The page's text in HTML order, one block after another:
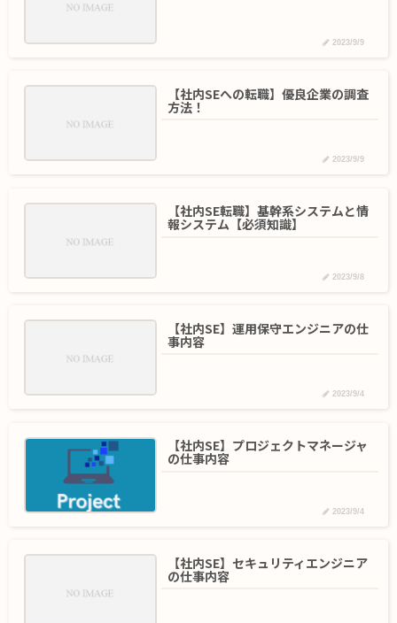
2023/9/9
【社内SEへの転職】優良企業の調査
方法！
2023/9/9
【社内SE転職】基幹系システムと情
報システム【必須知識】
2023/9/8
【社内SE】運用保守エンジニアの仕
事内容
2023/9/4
【社内SE】プロジェクトマネージャ
の仕事内容
2023/9/4
【社内SE】セキュリティエンジニア
の仕事内容